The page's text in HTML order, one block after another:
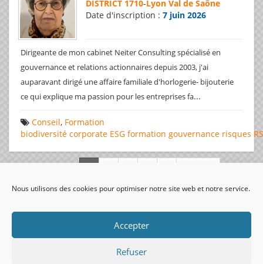
Nous utilisons des cookies pour optimiser notre site web et notre service.
Accepter
Refuser
DISTRICT 1710-Lyon Val de Saône
Date d'inscription : 7 juin 2026
Dirigeante de mon cabinet Neiter Consulting spécialisé en
gouvernance et relations actionnaires depuis 2003, j'ai
auparavant dirigé une affaire familiale d'horlogerie- bijouterie
ce qui explique ma passion pour les entreprises fa...
Conseil, Formation
biodiversité corporate ESG formation gouvernance risques
visiteurs uniques: